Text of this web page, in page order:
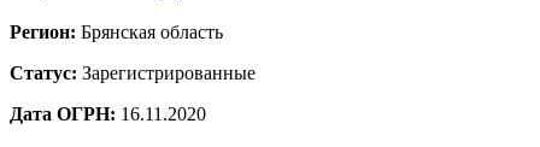
Регион: Брянская область
Статус: Зарегистрированные
Дата ОГРН: 16.11.2020